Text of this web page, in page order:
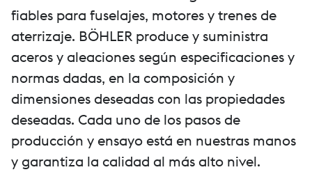
fiables para fuselajes, motores y trenes de
aterrizaje. BÖHLER produce y suministra
aceros y aleaciones según especificaciones y
normas dadas, en la composición y
dimensiones deseadas con las propiedades
deseadas. Cada uno de los pasos de
producción y ensayo está en nuestras manos
y garantiza la calidad al más alto nivel.